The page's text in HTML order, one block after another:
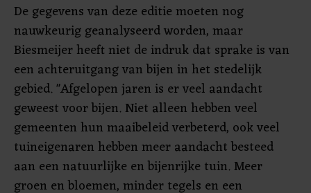
De gegevens van deze editie moeten nog
nauwkeurig geanalyseerd worden, maar
Biesmeijer heeft niet de indruk dat sprake is van
een achteruitgang van bijen in het stedelijk
gebied. "Afgelopen jaren is er veel aandacht
geweest voor bijen. Niet alleen hebben veel
gemeenten hun maaibeleid verbeterd, ook veel
tuineigenaren hebben meer aandacht besteed
aan een natuurlijke en bijenrijke tuin. Meer
groen en bloemen, minder tegels en een